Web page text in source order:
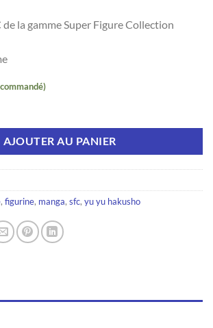
la gamme Super Figure Collection
AJOUTER AU PANIER
, figurine, manga, sfc, yu yu hakusho